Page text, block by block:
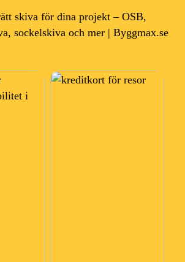
skiva för dina projekt – OSB,
sockelskiva och mer | Byggmax.se